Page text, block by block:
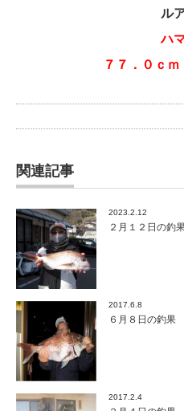
ル
ハ
７７．０ｃ
関連記事
2023.2.12
２月１２日の釣
2017.6.8
６月８日の釣果
2017.2.4